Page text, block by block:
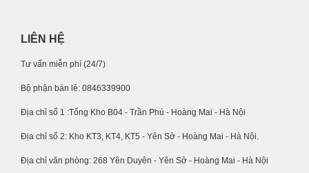
LIÊN HỆ
Tư vấn miễn phí (24/7)
Bộ phận bán lẻ: 0846339900
Địa chỉ số 1 :Tổng Kho B04 - Trần Phú - Hoàng Mai - Hà Nội
Địa chỉ số 2: Kho KT3, KT4, KT5 - Yên Sở - Hoàng Mai - Hà Nội.
Địa chỉ văn phòng: 268 Yên Duyên - Yên Sở - Hoàng Mai - Hà Nội